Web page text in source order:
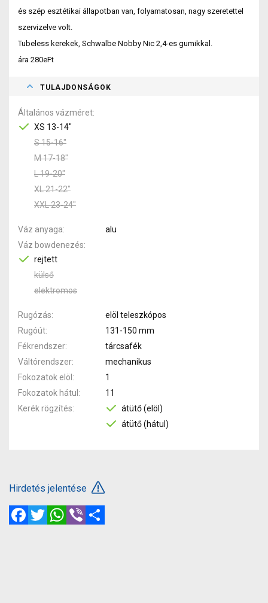
és szép esztétikai állapotban van, folyamatosan, nagy szeretettel
szervizelve volt.
Tubeless kerekek, Schwalbe Nobby Nic 2,4-es gumikkal.
ára 280eFt
TULAJDONSÁGOK
Általános vázméret
XS 13-14"
S 15-16"
M 17-18"
L 19-20"
XL 21-22"
XXL 23-24"
Váz anyaga
alu
Váz bowdenezés
rejtett
külső
elektromos
Rugózás
elöl teleszkópos
Rugóút
131-150 mm
Fékrendszer
tárcsafék
Váltórendszer
mechanikus
Fokozatok elöl
1
Fokozatok hátul
11
Kerék rögzítés
átütő (elöl)
átütő (hátul)
Hirdetés jelentése
FacebookTwitterWhatsApp
Viber